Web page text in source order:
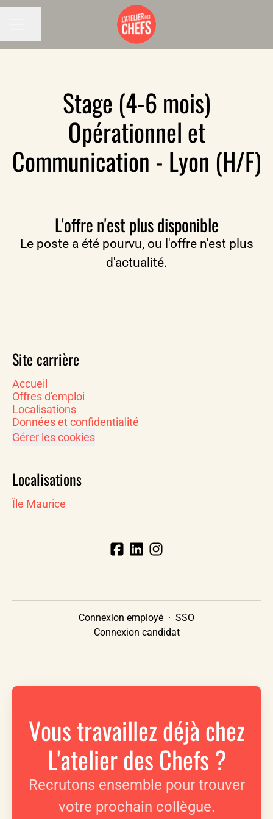
Stage (4-6 mois)
Opérationnel et
Communication - Lyon (H/F)
L'offre n'est plus disponible
Le poste a été pourvu, ou l'offre n'est plus
d'actualité.
Site carrière
Accueil
Offres d'emploi
Localisations
Données et confidentialité
Gérer les cookies
Localisations
Île Maurice
Connexion employé · SSO
Connexion candidat
Vous travaillez déjà chez
L'atelier des Chefs ?
Recrutons ensemble pour trouver
votre prochain collègue.